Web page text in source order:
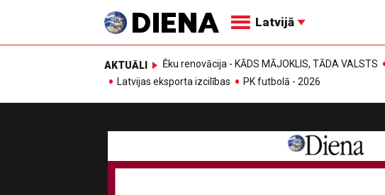
Latvijā
AKTUĀLI Ēku renovācija - KĀDS MĀJOKLIS, TĀDA VALSTS
Latvijas eksporta izcilības
PK futbolā - 2026